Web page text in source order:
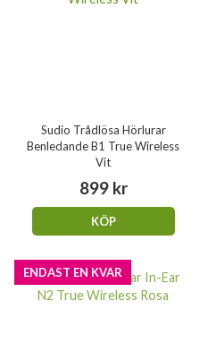
Sudio Trådlösa Hörlurar
Benledande B1 True Wireless
Vit
899 kr
KÖP
ENDAST EN KVAR